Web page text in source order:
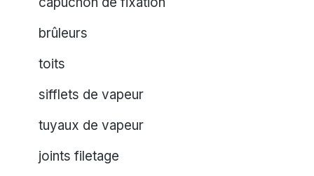
brûleurs
toits
sifflets de vapeur
tuyaux de vapeur
joints filetage